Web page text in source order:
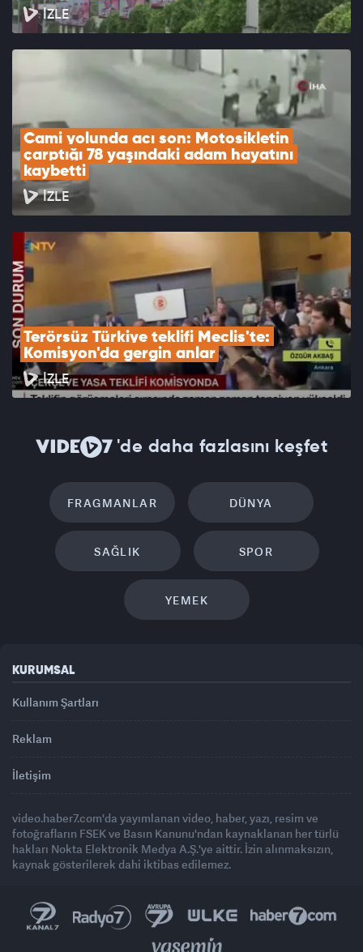
İZLE
Cami yolunda acı son: Motosikletin
çarptığı 78 yaşındaki adam hayatını
kaybetti
İZLE
Terörsüz Türkiye teklifi Meclis'te:
Komisyon'da gergin anlar
İZLE
'de daha fazlasını keşfet
FRAGMANLAR DÜNYA
SAĞLIK SPOR
YEMEK
KURUMSAL
Kullanım Şartları
Reklam
İletişim
video.haber7.com'da yayımlanan video, haber, yazı, resim ve
fotoğrafların FSEK ve Basın Kanunu'ndan kaynaklanan her türlü
hakları Nokta Elektronik Medya A.Ş.'ye aittir. İzin alınmaksızın,
kaynak gösterilerek dahi iktibas edilemez.